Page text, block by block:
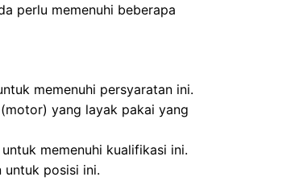
perlu memenuhi beberapa
memenuhi persyaratan ini.
yang layak pakai yang
memenuhi kualifikasi ini.
untuk posisi ini.